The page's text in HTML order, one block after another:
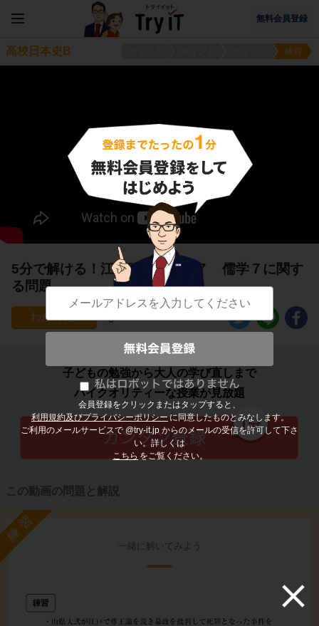
無料会員登録
会員登録をクリックまたはタップすると、
利用規約及びプライバシーポリシーに同意したものとみなします。
ご利用のメールサービスで @try-it.jp からのメールの受信を許可して下さ
い。詳しくは
こちら をご覧ください。
高校日本史B 練習
5分で解ける！江戸時代の学問７ 儒学７に関す
る問題
9
子どもの勉強から大人の学び直しまで
ハイクオリティーな授業が見放題
この動画の問題と解説
練習
一緒に解いてみよう